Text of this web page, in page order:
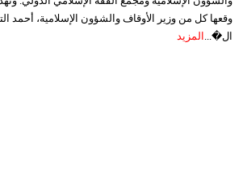
وقعها كل من وزير الأوقاف والشؤون الإسلامية، أحمد
ال�... المزيد